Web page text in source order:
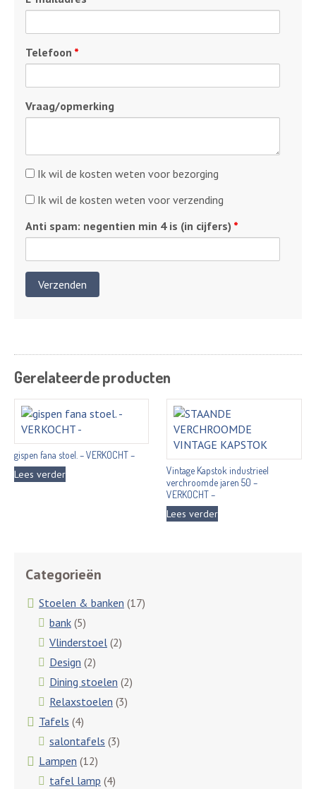
Telefoon *
Vraag/opmerking
Kosten
Ik wil de kosten weten voor bezorging
Kosten
Ik wil de kosten weten voor verzending
Anti spam: negentien min 4 is (in cijfers) *
Gerelateerde producten
gispen fana stoel. – VERKOCHT –
Lees verder
Vintage Kapstok industrieel
verchroomde jaren 50 –
VERKOCHT –
Lees verder
Categorieën
Stoelen & banken (17)
bank (5)
Vlinderstoel (2)
Design (2)
Dining stoelen (2)
Relaxstoelen (3)
Tafels (4)
salontafels (3)
Lampen (12)
tafel lamp (4)